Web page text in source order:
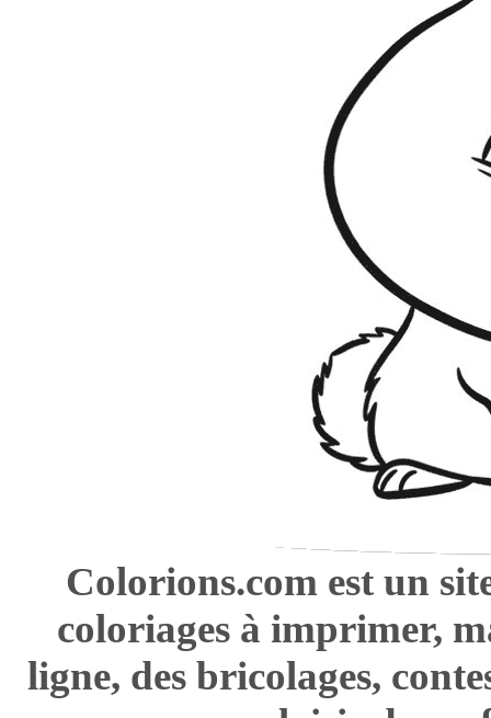
Colorions.com est un
coloriages à imprimer,
ligne, des bricolages,